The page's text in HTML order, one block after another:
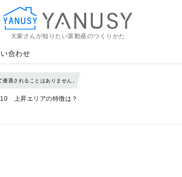
大家さんが知りたい富動産のつくりかた
合わせ
遇されることはありません。
上昇エリアの特徴は？